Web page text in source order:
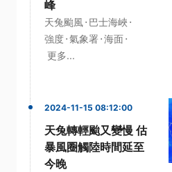
峰
天兔颱風· 巴士海峽 ·
強度·氣象署 ·海面·
更多...
2024-11-15 08:12:00
天兔轉輕颱又變慢 估
暴風圈觸陸時間延至
今晚